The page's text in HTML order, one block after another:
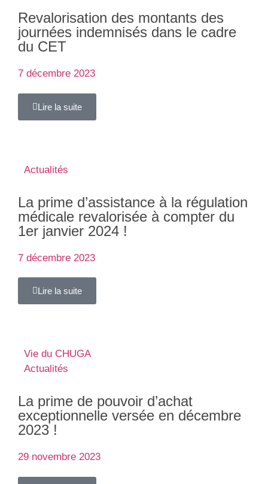
Revalorisation des montants des
journées indemnisés dans le cadre
du CET
7 décembre 2023
Lire la suite
Actualités
La prime d’assistance à la régulation
médicale revalorisée à compter du
1er janvier 2024 !
7 décembre 2023
Lire la suite
Vie du CHUGA
Actualités
La prime de pouvoir d’achat
exceptionnelle versée en décembre
2023 !
29 novembre 2023